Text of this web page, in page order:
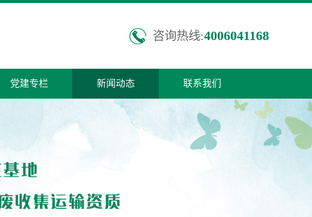
咨询热线:4006041168
党建专栏 新闻动态 联系我们